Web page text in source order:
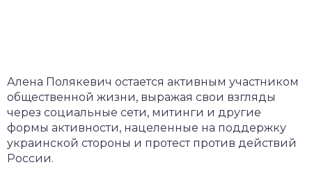
Алена Полякевич остается активным участником
общественной жизни, выражая свои взгляды
через социальные сети, митинги и другие
формы активности, нацеленные на поддержку
украинской стороны и протест против действий
России.